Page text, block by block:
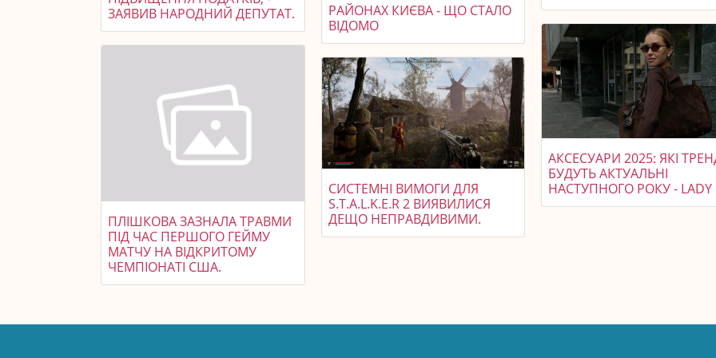
ЗАЯВИВ НАРОДНИЙ ДЕПУТАТ.
ПЛІШКОВА ЗАЗНАЛА ТРАВМИ
ПІД ЧАС ПЕРШОГО ГЕЙМУ
МАТЧУ НА ВІДКРИТОМУ
ЧЕМПІОНАТІ США.
РАЙОНАХ КИЄВА - ЩО СТАЛО
ВІДОМО
СИСТЕМНІ ВИМОГИ ДЛЯ
S.T.A.L.K.E.R 2 ВИЯВИЛИСЯ
ДЕЩО НЕПРАВДИВИМИ.
АКСЕСУАРИ 2025: ЯКІ
БУДУТЬ АКТУАЛЬНІ
НАСТУПНОГО РОКУ - LADY